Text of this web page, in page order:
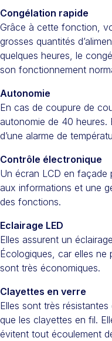
Congélation rapide
Grâce à cette fonction,
grosses quantités
quelques heures, le
son fonctionnement
Autonomie
En cas de coupure de
autonomie de 40 heures.
d’une alarme de
Contrôle électronique
Un écran LCD en façade
aux informations et une
des fonctions.
Eclairage LED
Elles assurent un
Écologiques, car elles ne
sont très économiques.
Clayettes en verre
Elles sont très
que les clayettes en fil.
évitent tout écoulement